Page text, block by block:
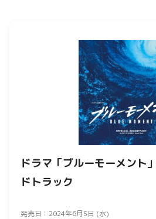
ドラマ「ブルーモーメント
ドトラック
発売日：2024年6月5日 (水)